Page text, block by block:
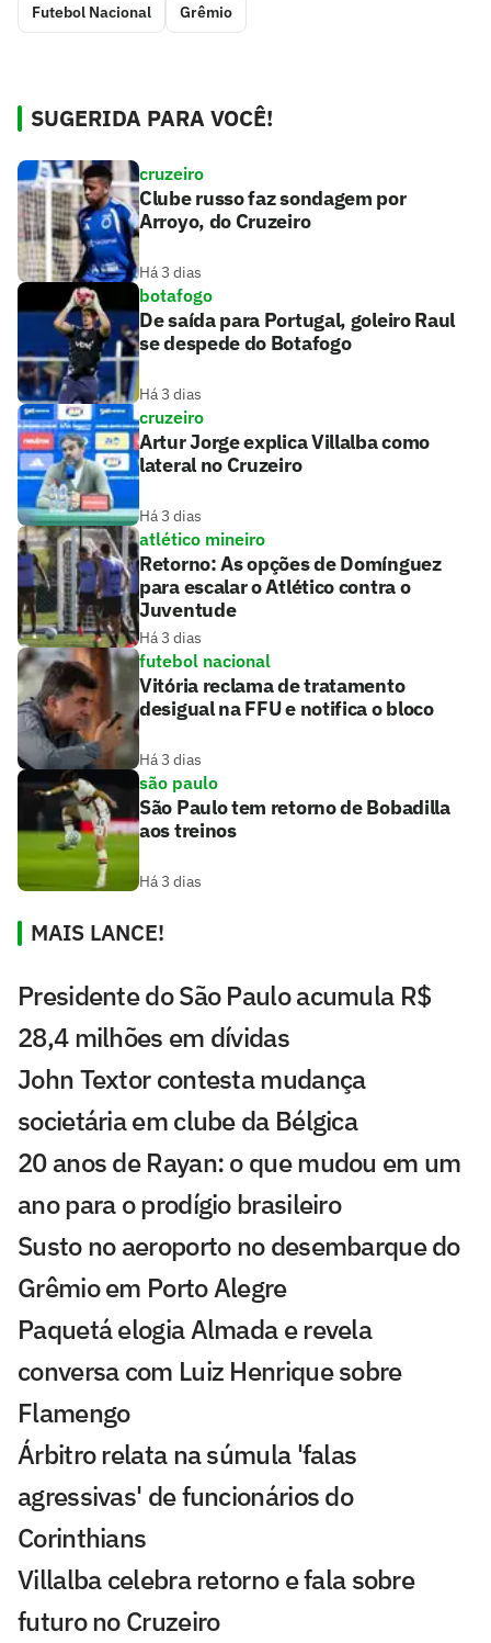
Futebol Nacional Grêmio
SUGERIDA PARA VOCÊ!
cruzeiro
Clube russo faz sondagem por
Arroyo, do Cruzeiro
Há 3 dias
botafogo
De saída para Portugal, goleiro Raul
se despede do Botafogo
Há 3 dias
cruzeiro
Artur Jorge explica Villalba como
lateral no Cruzeiro
Há 3 dias
atlético mineiro
Retorno: As opções de Domínguez
para escalar o Atlético contra o
Juventude
Há 3 dias
futebol nacional
Vitória reclama de tratamento
desigual na FFU e notifica o bloco
Há 3 dias
são paulo
São Paulo tem retorno de Bobadilla
aos treinos
Há 3 dias
MAIS LANCE!
Presidente do São Paulo acumula R$
28,4 milhões em dívidas
John Textor contesta mudança
societária em clube da Bélgica
20 anos de Rayan: o que mudou em um
ano para o prodígio brasileiro
Susto no aeroporto no desembarque do
Grêmio em Porto Alegre
Paquetá elogia Almada e revela
conversa com Luiz Henrique sobre
Flamengo
Árbitro relata na súmula 'falas
agressivas' de funcionários do
Corinthians
Villalba celebra retorno e fala sobre
futuro no Cruzeiro